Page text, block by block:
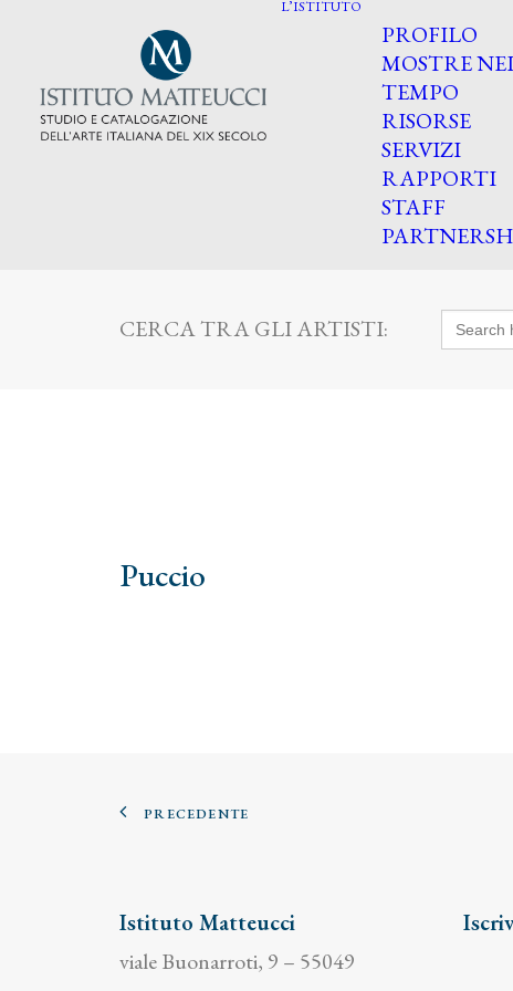
L’ISTITUTO
PROFILO
MOSTRE
TEMPO
RISORSE
SERVIZI
RAPPORTI
STAFF
CERCA TRA GLI ARTISTI: Search
for:
Puccio
PRECEDENTE
Istituto Matteucci
viale Buonarroti, 9 – 55049